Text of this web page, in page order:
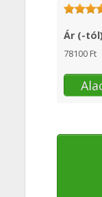
Ár (-tól)
78100 Ft